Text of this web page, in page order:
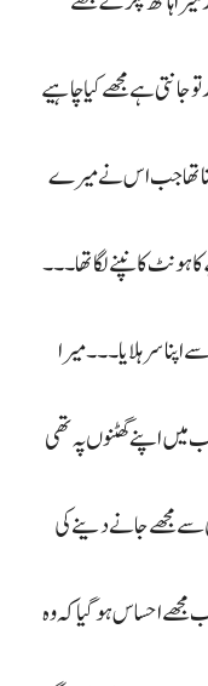
ہے مجھے کیا چاہیے
تھا جب اس نے میرے
ہونٹ کانپنے لگا تھا۔۔۔
سر ہلایا۔۔۔ میرا
میں اپنے گھٹنوں پہ تھی
سے مجھے جانے دینے کی
احساس ہو گیا کہ وہ